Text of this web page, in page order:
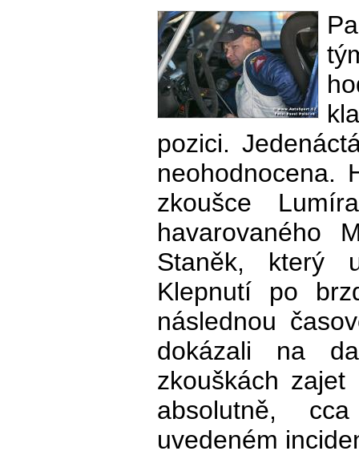
pozici.
neohodnocena.
zkoušce
havarovaného
Staněk, který
Klepnutí po
následnou
dokázali na
zkouškách
absolutně,
uvedeném